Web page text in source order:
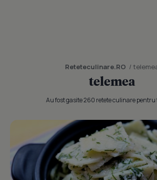
Reteteculinare.RO /
telemea
Au fost gasite 260 retete culinare pentru